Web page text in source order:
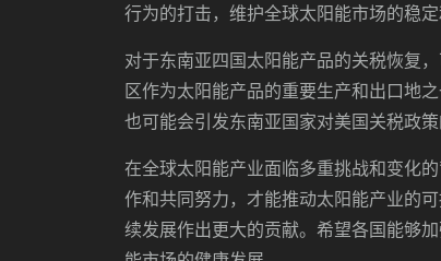
行为的打击，维护全球太阳能市场的稳定
对于东南亚四国太阳能产品的关税恢复
区作为太阳能产品的重要生产和出口地
也可能会引发东南亚国家对美国关税政
在全球太阳能产业面临多重挑战和变化
作和共同努力，才能推动太阳能产业的
续发展作出更大的贡献。希望各国能够